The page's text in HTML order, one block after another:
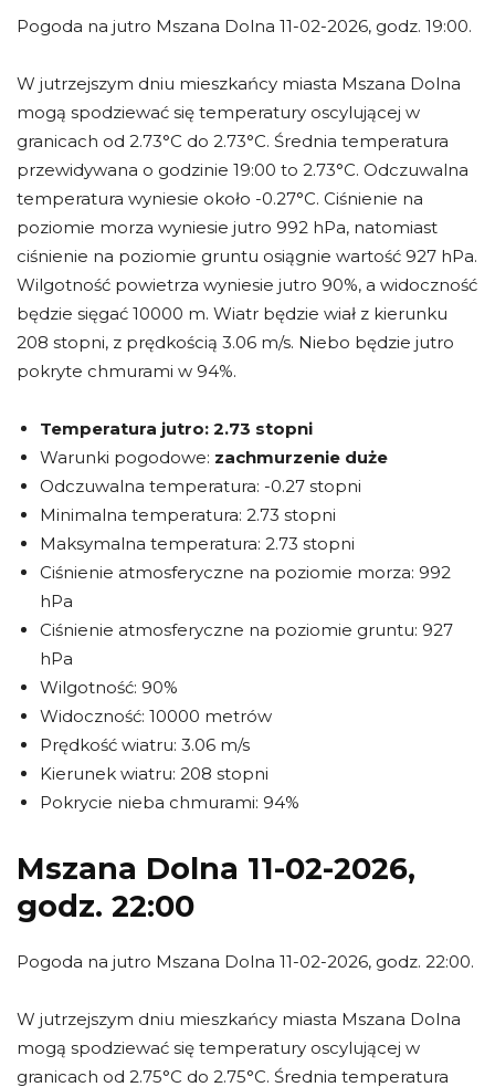
Pogoda na jutro Mszana Dolna 11-02-2026, godz. 19:00.
W jutrzejszym dniu mieszkańcy miasta Mszana Dolna
mogą spodziewać się temperatury oscylującej w
granicach od 2.73°C do 2.73°C. Średnia temperatura
przewidywana o godzinie 19:00 to 2.73°C. Odczuwalna
temperatura wyniesie około -0.27°C. Ciśnienie na
poziomie morza wyniesie jutro 992 hPa, natomiast
ciśnienie na poziomie gruntu osiągnie wartość 927 hPa.
Wilgotność powietrza wyniesie jutro 90%, a widoczność
będzie sięgać 10000 m. Wiatr będzie wiał z kierunku
208 stopni, z prędkością 3.06 m/s. Niebo będzie jutro
pokryte chmurami w 94%.
Temperatura jutro: 2.73 stopni
Warunki pogodowe: zachmurzenie duże
Odczuwalna temperatura: -0.27 stopni
Minimalna temperatura: 2.73 stopni
Maksymalna temperatura: 2.73 stopni
Ciśnienie atmosferyczne na poziomie morza: 992
hPa
Ciśnienie atmosferyczne na poziomie gruntu: 927
hPa
Wilgotność: 90%
Widoczność: 10000 metrów
Prędkość wiatru: 3.06 m/s
Kierunek wiatru: 208 stopni
Pokrycie nieba chmurami: 94%
Mszana Dolna 11-02-2026,
godz. 22:00
Pogoda na jutro Mszana Dolna 11-02-2026, godz. 22:00.
W jutrzejszym dniu mieszkańcy miasta Mszana Dolna
mogą spodziewać się temperatury oscylującej w
granicach od 2.75°C do 2.75°C. Średnia temperatura